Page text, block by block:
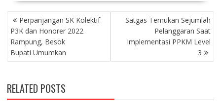
P
O
S
T
N
V
I
G
Perpanjangan SK Kolektif
P3K dan Honorer 2022
Rampung, Besok
Bupati Umumkan
Satgas Temukan Sejumlah
Pelanggaran Saat
Implementasi PPKM Level
3
RELATED POSTS